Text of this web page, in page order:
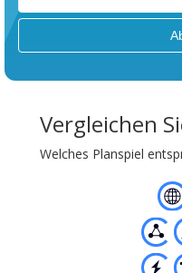
Vergleichen
Welches Planspiel